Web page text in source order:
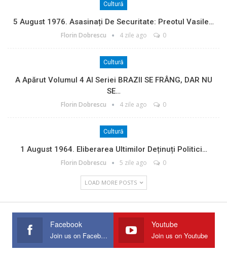
Cultură
5 August 1976. Asasinați De Securitate: Preotul Vasile…
Florin Dobrescu 4 zile ago 0
Cultură
A Apărut Volumul 4 Al Seriei BRAZII SE FRÂNG, DAR NU
SE…
Florin Dobrescu 4 zile ago 0
Cultură
1 August 1964. Eliberarea Ultimilor Deținuți Politici…
Florin Dobrescu 5 zile ago 0
LOAD MORE POSTS
Facebook
Join us on Facebook
Youtube
Join us on Youtube